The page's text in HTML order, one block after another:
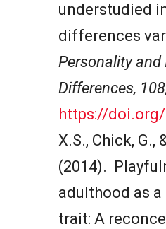
understudied
differences
Personality and
Differences,
https://
X.S., Chick, G.,
(2014).
adulthood as
trait: A